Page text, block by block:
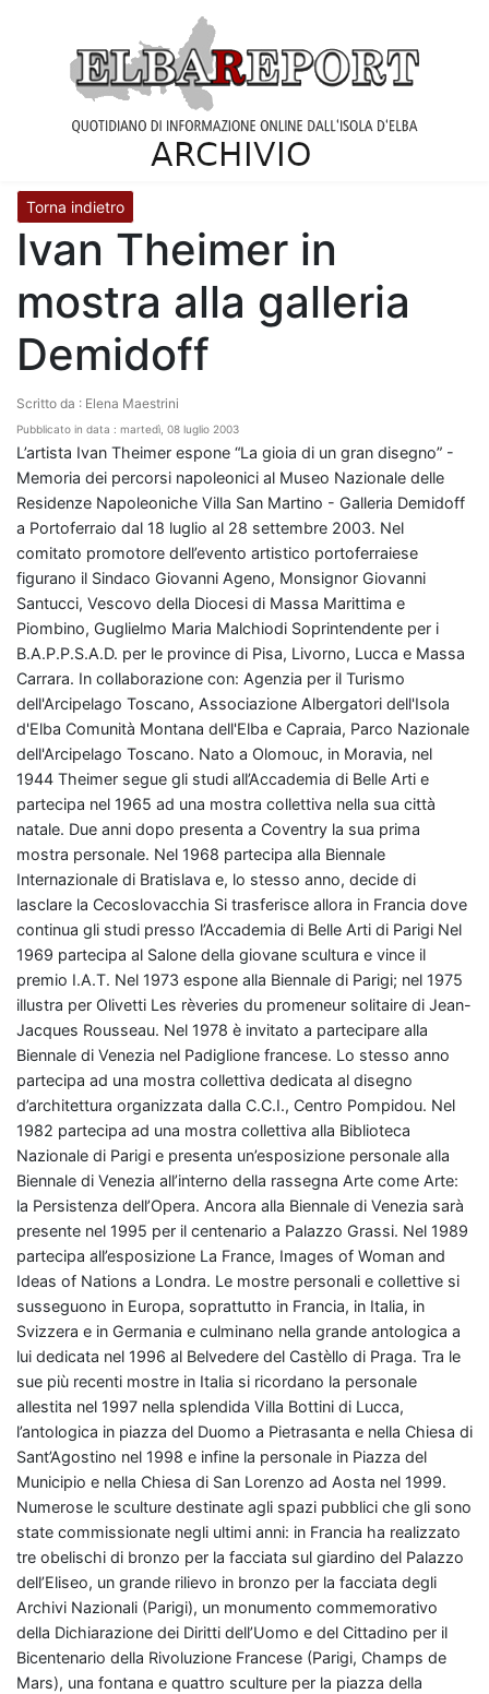
Torna indietro
Ivan Theimer in
mostra alla galleria
Demidoff
Scritto da : Elena Maestrini
Pubblicato in data : martedì, 08 luglio 2003
L’artista Ivan Theimer espone “La gioia di un gran disegno” -
Memoria dei percorsi napoleonici al Museo Nazionale delle
Residenze Napoleoniche Villa San Martino - Galleria Demidoff
a Portoferraio dal 18 luglio al 28 settembre 2003. Nel
comitato promotore dell’evento artistico portoferraiese
figurano il Sindaco Giovanni Ageno, Monsignor Giovanni
Santucci, Vescovo della Diocesi di Massa Marittima e
Piombino, Guglielmo Maria Malchiodi Soprintendente per i
B.A.P.P.S.A.D. per le province di Pisa, Livorno, Lucca e Massa
Carrara. In collaborazione con: Agenzia per il Turismo
dell'Arcipelago Toscano, Associazione Albergatori dell'Isola
d'Elba Comunità Montana dell'Elba e Capraia, Parco Nazionale
dell'Arcipelago Toscano. Nato a Olomouc, in Moravia, nel
1944 Theimer segue gli studi all’Accademia di Belle Arti e
partecipa nel 1965 ad una mostra collettiva nella sua città
natale. Due anni dopo presenta a Coventry la sua prima
mostra personale. Nel 1968 partecipa alla Biennale
Internazionale di Bratislava e, lo stesso anno, decide di
lasclare la Cecoslovacchia Si trasferisce allora in Francia dove
continua gli studi presso l’Accademia di Belle Arti di Parigi Nel
1969 partecipa al Salone della giovane scultura e vince il
premio I.A.T. Nel 1973 espone alla Biennale di Parigi; nel 1975
illustra per Olivetti Les rèveries du promeneur solitaire di Jean-
Jacques Rousseau. Nel 1978 è invitato a partecipare alla
Biennale di Venezia nel Padiglione francese. Lo stesso anno
partecipa ad una mostra collettiva dedicata al disegno
d’architettura organizzata dalla C.C.I., Centro Pompidou. Nel
1982 partecipa ad una mostra collettiva alla Biblioteca
Nazionale di Parigi e presenta un’esposizione personale alla
Biennale di Venezia all’interno della rassegna Arte come Arte:
la Persistenza dell’Opera. Ancora alla Biennale di Venezia sarà
presente nel 1995 per il centenario a Palazzo Grassi. Nel 1989
partecipa all’esposizione La France, Images of Woman and
Ideas of Nations a Londra. Le mostre personali e collettive si
susseguono in Europa, soprattutto in Francia, in Italia, in
Svizzera e in Germania e culminano nella grande antologica a
lui dedicata nel 1996 al Belvedere del Castèllo di Praga. Tra le
sue più recenti mostre in Italia si ricordano la personale
allestita nel 1997 nella splendida Villa Bottini di Lucca,
l’antologica in piazza del Duomo a Pietrasanta e nella Chiesa di
Sant’Agostino nel 1998 e infine la personale in Piazza del
Municipio e nella Chiesa di San Lorenzo ad Aosta nel 1999.
Numerose le sculture destinate agli spazi pubblici che gli sono
state commissionate negli ultimi anni: in Francia ha realizzato
tre obelischi di bronzo per la facciata sul giardino del Palazzo
dell’Eliseo, un grande rilievo in bronzo per la facciata degli
Archivi Nazionali (Parigi), un monumento commemorativo
della Dichiarazione dei Diritti dell’Uomo e del Cittadino per il
Bicentenario della Rivoluzione Francese (Parigi, Champs de
Mars), una fontana e quattro sculture per la piazza della